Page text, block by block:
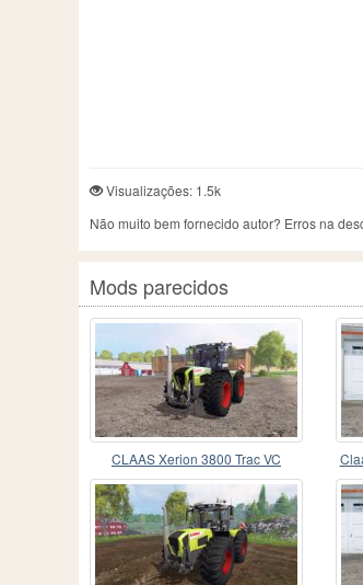
Visualizações: 1.5k
Não muito bem fornecido autor? Erros na
Mods parecidos
CLAAS Xerion 3800 Trac VC